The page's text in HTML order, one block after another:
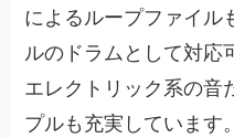
によるループファイル
ルのドラムとして対応
エレクトリック系の音
プルも充実しています。